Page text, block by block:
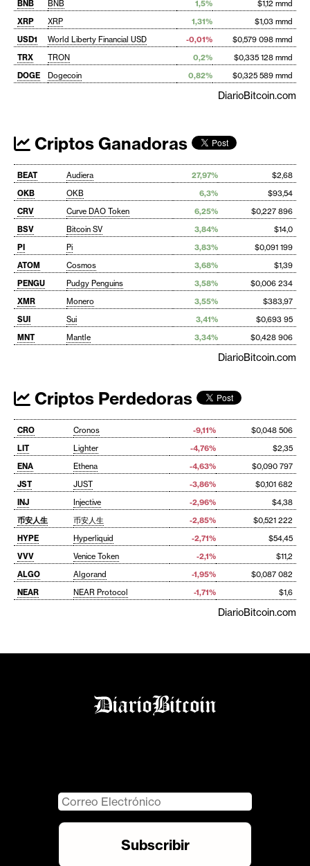
BNB BNB 1,5%
$1,12 mmd
XRP
XRP 1,31%
$1,03 mmd
USD1
World Liberty Financial USD -0,01%
$0,579 098 mmd
TRX
TRON 0,2%
$0,335 128 mmd
DOGE
Dogecoin 0,82% $0,325 589 mmd
DiarioBitcoin.com
Criptos Ganadoras
BEAT Audiera 27,97%
$2,68
OKB
OKB 6,3%
$93,54
CRV
Curve DAO Token 6,25%
$0,227 896
BSV
Bitcoin SV 3,84%
$14,0
PI
Pi 3,83%
$0,091 199
ATOM
Cosmos 3,68%
$1,39
PENGU
Pudgy Penguins 3,58%
$0,006 234
XMR
Monero 3,55%
$383,97
SUI
Sui 3,41%
$0,693 95
MNT
Mantle 3,34% $0,428 906
DiarioBitcoin.com
Criptos Perdedoras
CRO Cronos -9,11%
$0,048 506
LIT
Lighter -4,76%
$2,35
ENA
Ethena -4,63%
$0,090 797
JST
JUST -3,86%
$0,101 682
INJ
Injective -2,96%
$4,38
币安人生
币安人生 -2,85%
$0,521 222
HYPE
Hyperliquid -2,71%
$54,45
VVV
Venice Token -2,1%
$11,2
ALGO
Algorand -1,95%
$0,087 082
NEAR
NEAR Protocol -1,71% $1,6
DiarioBitcoin.com